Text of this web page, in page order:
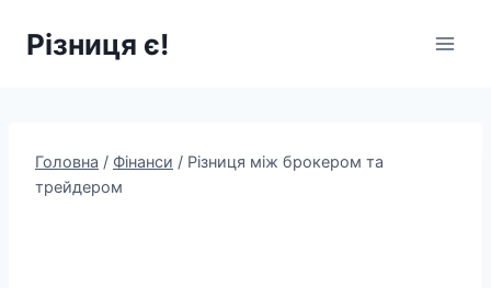
Різниця є!
Головна / Фінанси / Різниця між брокером та
трейдером